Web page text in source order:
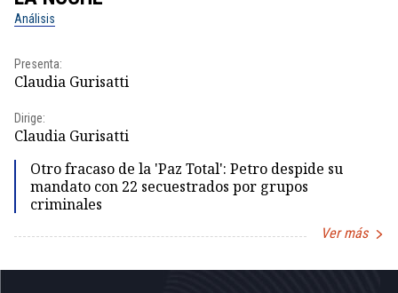
Análisis
Presenta:
Claudia Gurisatti
Dirige:
Claudia Gurisatti
Otro fracaso de la 'Paz Total': Petro despide su
mandato con 22 secuestrados por grupos
criminales
Ver más
1